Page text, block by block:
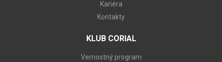
Kariéra
Kontakty
KLUB CORIAL
Vernostný program